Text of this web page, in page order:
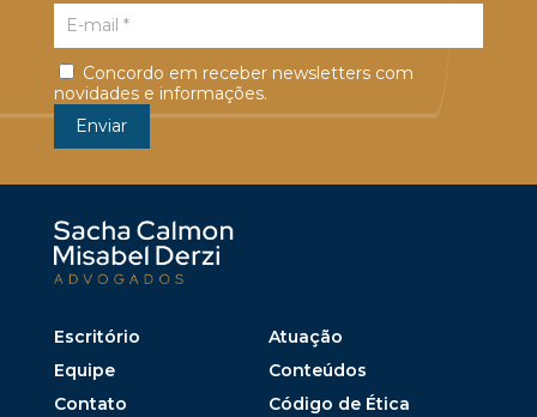
Concordo em receber newsletters com
novidades e informações.
Escritório
Atuação
Equipe
Conteúdos
Contato
Código de Ética